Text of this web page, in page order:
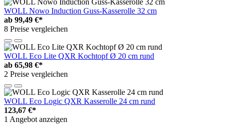
WOLL Nowo Induction Guss-Kasserolle 32 cm
ab 99,49 €*
8 Preise vergleichen
WOLL Eco Lite QXR Kochtopf Ø 20 cm rund
ab 65,98 €*
2 Preise vergleichen
WOLL Eco Logic QXR Kasserolle 24 cm rund
123,67 €*
1 Angebot anzeigen